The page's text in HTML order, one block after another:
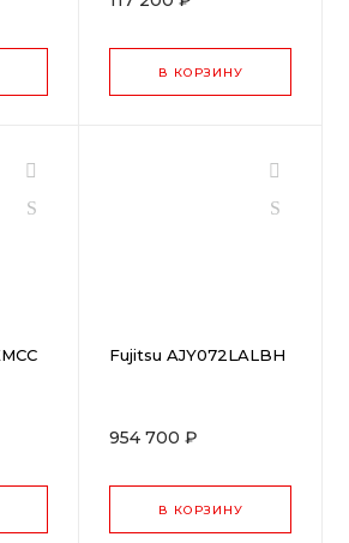
В КОРЗИНУ
Fujitsu AJY072LALBH
954 700 ₽
В КОРЗИНУ